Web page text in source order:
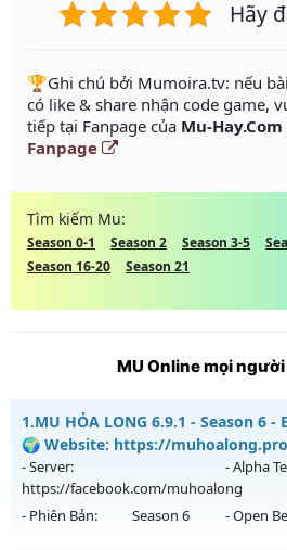
Hãy
️🏆Ghi chú bởi Mumoira.tv: nếu
có like & share nhận code game,
tiếp tại Fanpage của Mu-Hay.Com
Fanpage
Tìm kiếm Mu:
Season 0-1 Season 2 Season 3-5
Season 16-20
Season 21
MU Online mọi
1.MU HỎA LONG 6.9.1 - Season 6 -
🌍 Website: https://muhoalong.pro
- Server:
https://facebook.com/muhoalong
- Alpha
- Phiên Bản: Season 6 - Open